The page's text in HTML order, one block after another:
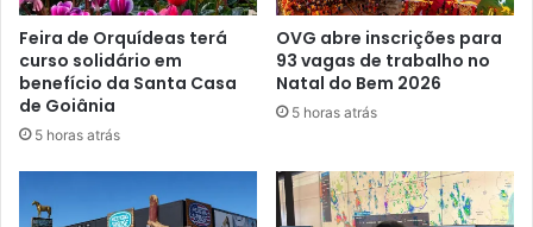
Feira de Orquídeas terá
curso solidário em
benefício da Santa Casa
de Goiânia
5 horas atrás
OVG abre inscrições para
93 vagas de trabalho no
Natal do Bem 2026
5 horas atrás